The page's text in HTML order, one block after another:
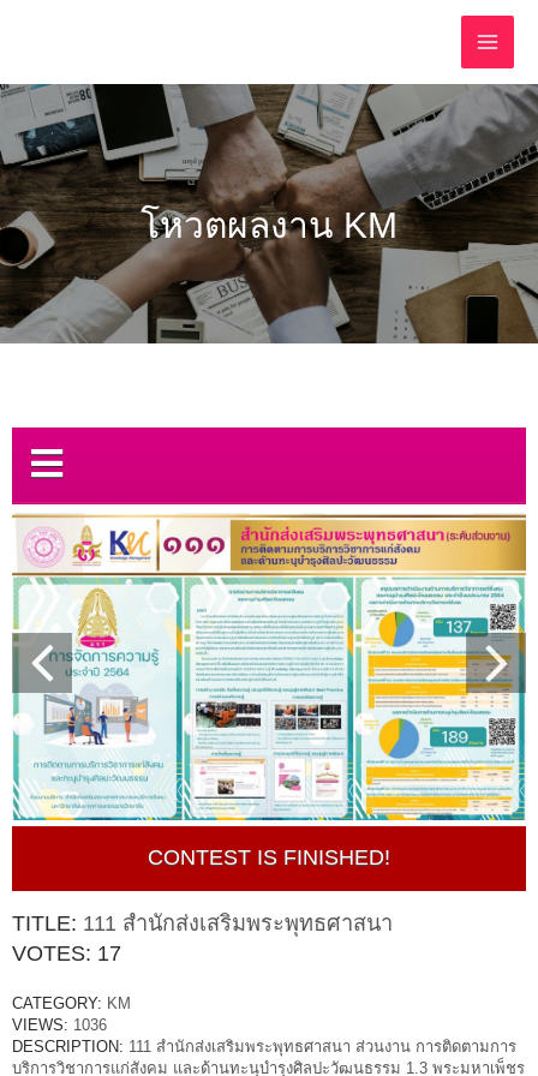
โหวตผลงาน KM
CONTEST IS FINISHED!
TITLE: 111 สำนักส่งเสริมพระพุทธศาสนา
VOTES: 17
CATEGORY: KM
VIEWS: 1036
DESCRIPTION: 111 สำนักส่งเสริมพระพุทธศาสนา ส่วนงาน การติดตามการ
บริการวิชาการแก่สังคม และด้านทะนุบำรุงศิลปะวัฒนธรรม 1.3 พระมหาเพ็ชร